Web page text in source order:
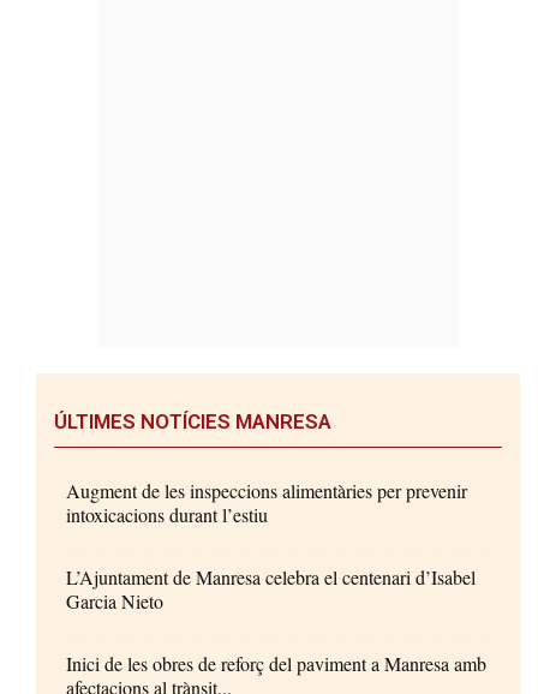
ÚLTIMES NOTÍCIES MANRESA
Augment de les inspeccions alimentàries per prevenir
intoxicacions durant l’estiu
L’Ajuntament de Manresa celebra el centenari d’Isabel
Garcia Nieto
Inici de les obres de reforç del paviment a Manresa amb
afectacions al trànsit...